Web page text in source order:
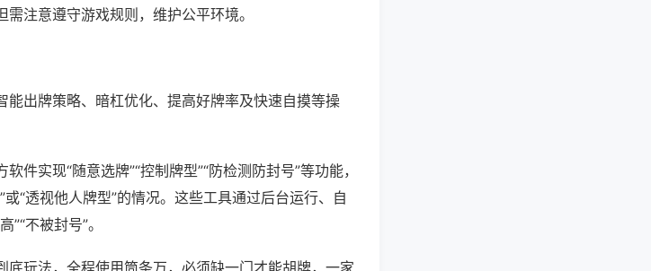
注意遵守游戏规则，维护公平环境。
出牌策略、暗杠优化、提高好牌率及快速自摸等操
件实现“随意选牌”“控制牌型”“防检测防封号”等功能，
“透视他人牌型”的情况。这些工具通过后台运行、自
不被封号”。
玩法，全程使用筒条万，必须缺一门才能胡牌，一家